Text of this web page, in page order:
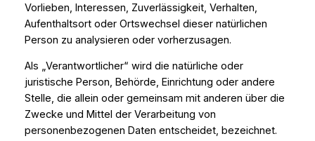
Vorlieben, Interessen, Zuverlässigkeit, Verhalten,
Aufenthaltsort oder Ortswechsel dieser natürlichen
Person zu analysieren oder vorherzusagen.
Als „Verantwortlicher“ wird die natürliche oder
juristische Person, Behörde, Einrichtung oder andere
Stelle, die allein oder gemeinsam mit anderen über die
Zwecke und Mittel der Verarbeitung von
personenbezogenen Daten entscheidet, bezeichnet.